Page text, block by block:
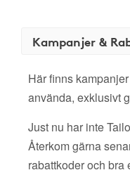
Kampanjer &
Här finns
använda, exklusivt
Just nu har inte
Återkom gärna
rabattkoder och bra